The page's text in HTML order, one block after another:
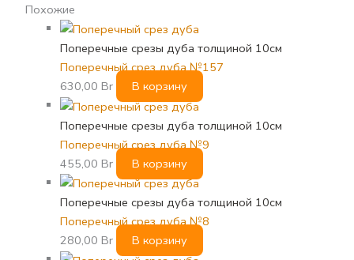
Похожие
Поперечные срезы дуба толщиной 10см
Поперечный срез дуба №157
630,00 Br В корзину
Поперечные срезы дуба толщиной 10см
Поперечный срез дуба №9
455,00 Br В корзину
Поперечные срезы дуба толщиной 10см
Поперечный срез дуба №8
280,00 Br В корзину